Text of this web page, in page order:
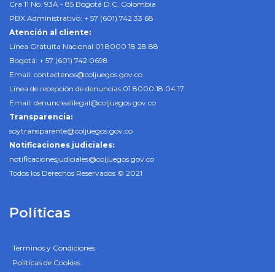
Cra 11 No. 93A - 85 Bogotá D.C, Colombia
PBX Administrativo: + 57 (601) 742 33 68
Atención al cliente:
Línea Gratuita Nacional 01 8000 18 28 88
Bogotá: + 57 (601) 742 0698
Email: contactenos@coljuegos.gov.co
Línea de recepción de denuncias 01 8000 18 04 17
Email: denunciealilegal@coljuegos.gov.co
Transparencia:
soytransparente@coljuegos.gov.co
Notificaciones judiciales:
notificacionesjudiciales@coljuegos.gov.co
Todos los Derechos Reservados © 2021
Políticas
Términos y Condiciones
Políticas de Cookies